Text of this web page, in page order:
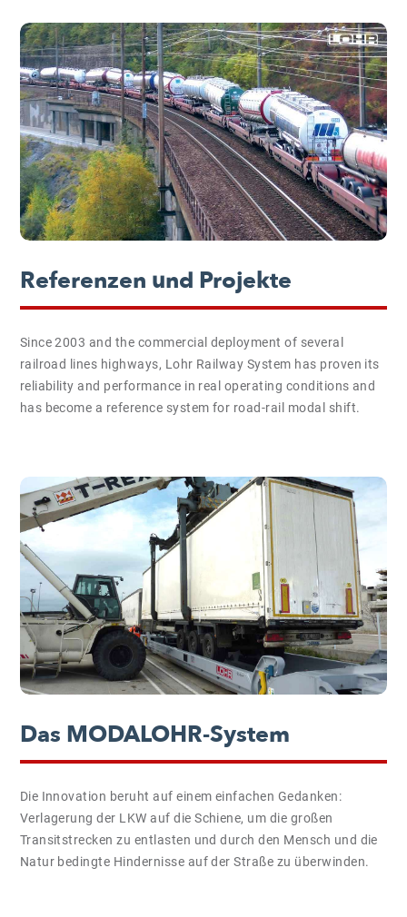
Referenzen und Projekte
Since 2003 and the commercial deployment of several
railroad lines highways, Lohr Railway System has proven its
reliability and performance in real operating conditions and
has become a reference system for road-rail modal shift.
Das MODALOHR-System
Die Innovation beruht auf einem einfachen Gedanken:
Verlagerung der LKW auf die Schiene, um die großen
Transitstrecken zu entlasten und durch den Mensch und die
Natur bedingte Hindernisse auf der Straße zu überwinden.